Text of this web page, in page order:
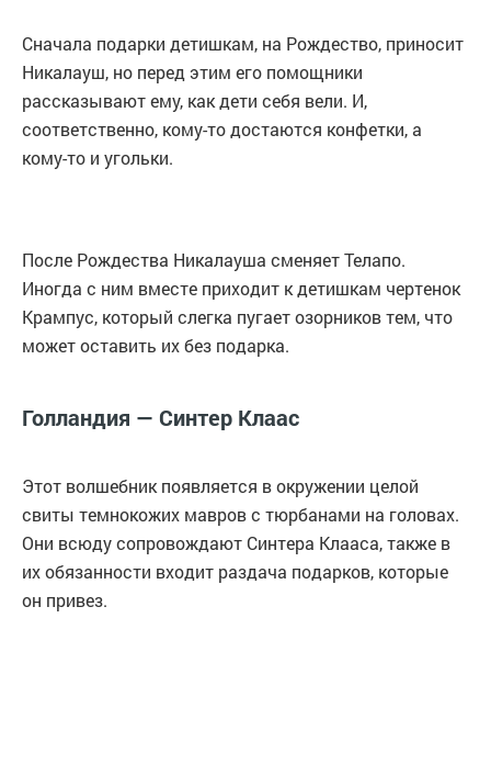
Сначала подарки детишкам, на Рождество, приносит
Никалауш, но перед этим его помощники
рассказывают ему, как дети себя вели. И,
соответственно, кому-то достаются конфетки, а
кому-то и угольки.
После Рождества Никалауша сменяет Телапо.
Иногда с ним вместе приходит к детишкам чертенок
Крампус, который слегка пугает озорников тем, что
может оставить их без подарка.
Голландия — Синтер Клаас
Этот волшебник появляется в окружении целой
свиты темнокожих мавров с тюрбанами на головах.
Они всюду сопровождают Синтера Клааса, также в
их обязанности входит раздача подарков, которые
он привез.